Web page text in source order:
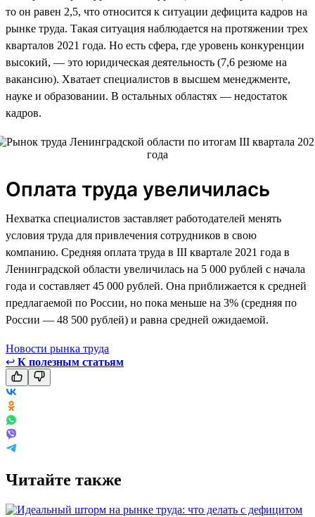
то он равен 2,5, что относится к ситуации дефицита кадров на
рынке труда. Такая ситуация наблюдается на протяжении трех
кварталов 2021 года. Но есть сфера, где уровень конкуренции
высокий, — это юридическая деятельность (7,6 резюме на
вакансию). Хватает специалистов в высшем менеджменте,
науке и образовании. В остальных областях — недостаток
кадров.
Оплата труда увеличилась
Нехватка специалистов заставляет работодателей менять
условия труда для привлечения сотрудников в свою
компанию. Средняя оплата труда в III квартале 2021 года в
Ленинградской области увеличилась на 5 000 рублей с начала
года и составляет 45 000 рублей. Она приближается к средней
предлагаемой по России, но пока меньше на 3% (средняя по
России — 48 500 рублей) и равна средней ожидаемой.
Новости рынка труда
↩ К полезным статьям
Читайте также